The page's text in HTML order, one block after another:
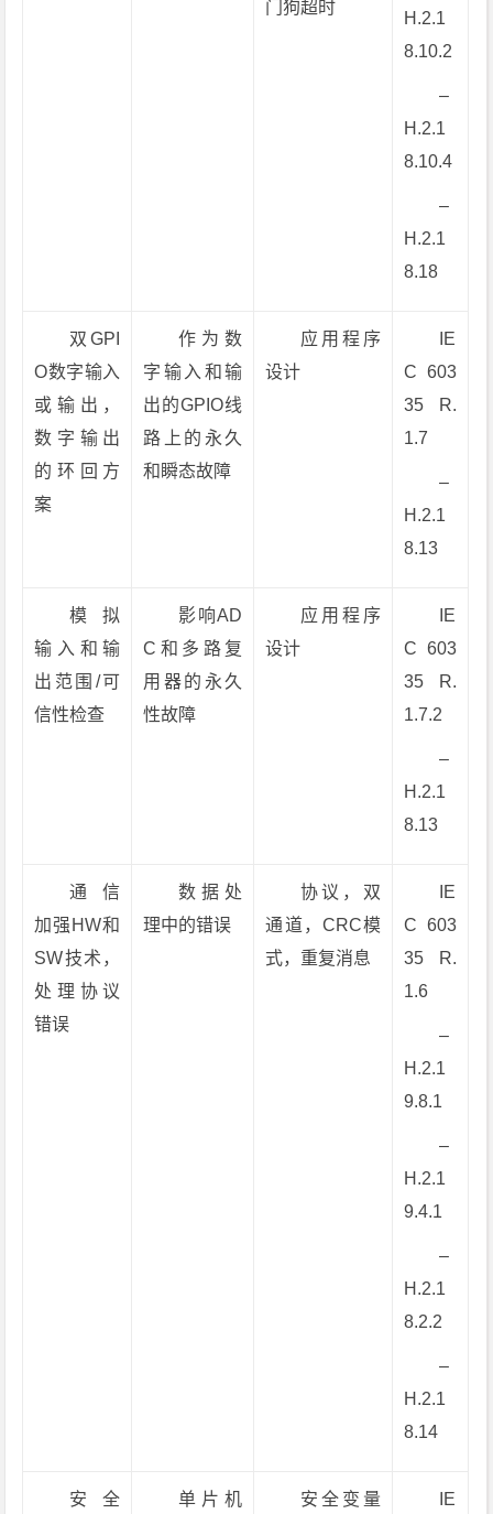
门狗超时
H.2.1
8.10.2
–
H.2.1
8.10.4
–
H.2.1
8.18
双GPI
O数字输入
或输出，
数字输出
的环回方
案
作为数
字输入和输
出的GPIO线
路上的永久
和瞬态故障
应用程序
设计
IE
C 603
35 R.
1.7
–
H.2.1
8.13
模拟
输入和输
出范围/可
信性检查
影响AD
C和多路复
用器的永久
性故障
应用程序
设计
IE
C 603
35 R.
1.7.2
–
H.2.1
8.13
通信
加强HW和
SW技术，
处理协议
错误
数据处
理中的错误
协议，双
通道，CRC模
式，重复消息
IE
C 603
35 R.
1.6
–
H.2.1
9.8.1
–
H.2.1
9.4.1
–
H.2.1
8.2.2
–
H.2.1
8.14
安全 单片机 安全变量 IE